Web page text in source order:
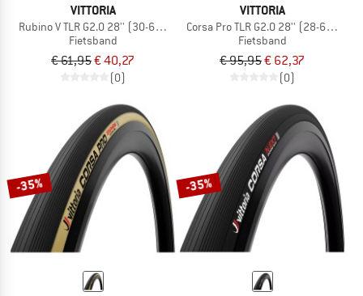
VITTORIA
Rubino V TLR G2.0 28'' (30-622) Foldable
Fietsband
€ 61,95€ 40,27
(0)
VITTORIA
Corsa Pro TLR G2.0 28'' (28-622)
Fietsband
€ 95,95€ 62,37
(0)
-35% -35%